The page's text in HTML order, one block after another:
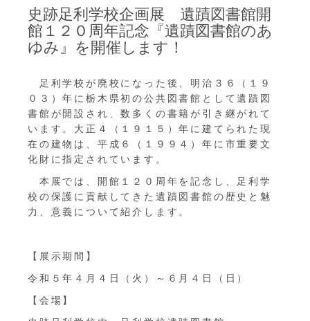
史跡足利学校企画展 遺蹟図書館開
館１２０周年記念『遺蹟図書館のあ
ゆみ』を開催します！
足利学校が廃校になった後、明治３６（１９
０３）年に栃木県初の公共図書館として遺蹟図
書館が開設され、数多くの書籍が引き継がれて
います。大正４（１９１５）年に建てられた現
在の建物は、平成６（１９９４）年に市重要文
化財に指定されています。
本展では、開館１２０周年を記念し、足利学
校の保護に貢献してきた遺蹟図書館の歴史と魅
力、意義について紹介します。
【展示期間】
令和５年４月４日（火）～６月４日（日）
【会場】